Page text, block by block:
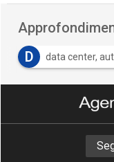
D
data center,